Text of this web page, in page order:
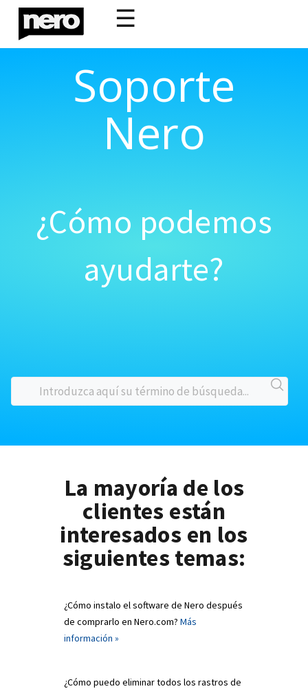
☰
Soporte
Nero
¿Cómo podemos
ayudarte?
La mayoría de los
clientes están
interesados en los
siguientes temas:
¿Cómo instalo el software de Nero después
de comprarlo en Nero.com? Más
información »
¿Cómo puedo eliminar todos los rastros de